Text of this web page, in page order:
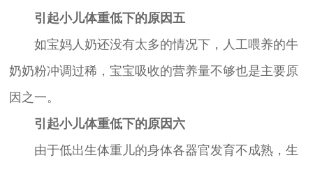
引起小儿体重低下的原因五
如宝妈人奶还没有太多的情况下，人工喂养的牛
奶奶粉冲调过稀，宝宝吸收的营养量不够也是主要原
因之一。
引起小儿体重低下的原因六
由于低出生体重儿的身体各器官发育不成熟，生